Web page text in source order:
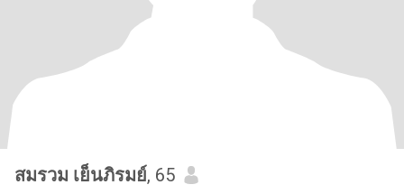
สมรวม เย็นภิรมย์, 65